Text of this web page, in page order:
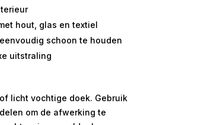
hout, glas en textiel
schoon te houden
uitstraling
licht vochtige doek. Gebruik
om de afwerking te